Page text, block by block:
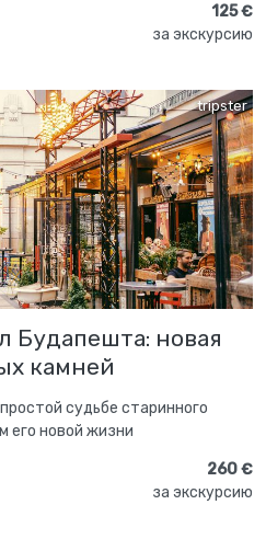
125 €
за экскурсию
tripster
Будапешта: новая
камней
судьбе старинного
его новой жизни
260 €
за экскурсию